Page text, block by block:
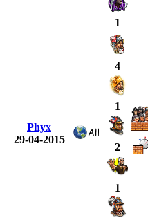
1
Phyx
29-04-2015
4
1
2
1